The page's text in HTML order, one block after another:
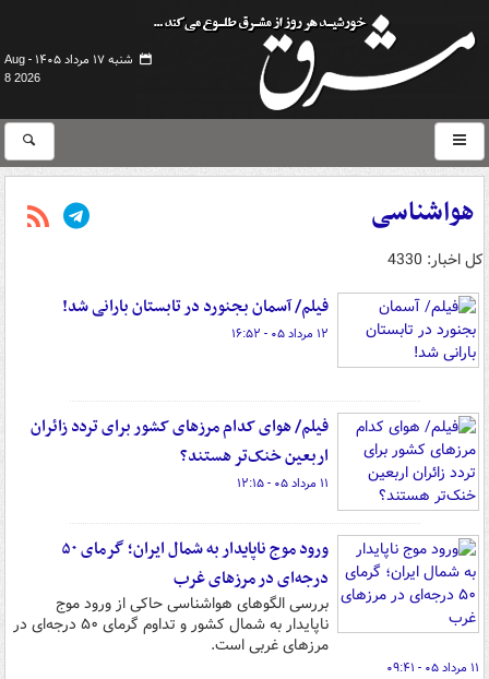
شنبه ۱۷ مرداد ۱۴۰۵ -
Aug
8 2026
هواشناسی
کل اخبار: 4330
فیلم/ آسمان بجنورد در تابستان بارانی شد!
۱۲ مرداد ۰۵ - ۱۶:۵۲
فیلم/ هوای کدام مرزهای کشور برای تردد زائران
اربعین خنک‌تر هستند؟
۱۱ مرداد ۰۵ - ۱۲:۱۵
ورود موج ناپایدار به شمال ایران؛ گرمای ۵۰
درجه‌ای در مرزهای غرب
بررسی الگوهای هواشناسی حاکی از ورود موج
ناپایدار به شمال کشور و تداوم گرمای ۵۰ درجه‌ای در
مرزهای غربی است.
۱۱ مرداد ۰۵ - ۰۹:۴۱